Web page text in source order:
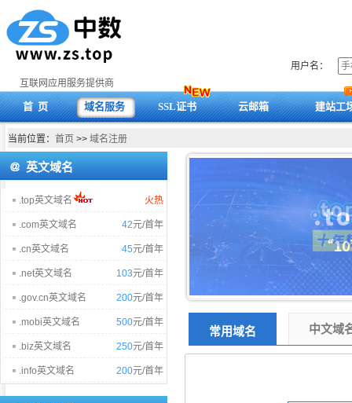
互联网应用服务提供商
用户名：
首 页 域名服务 SSL证书 云邮箱 建站工
当前位置： 首页 >> 域名注册
英文域名
.top英文域名 火热
.com英文域名 42元/首年
.cn英文域名 45元/首年
.net英文域名 103元/首年
.gov.cn英文域名 200元/首年
.mobi英文域名 500元/首年
.biz英文域名 250元/首年
.info英文域名 200元/首年
常用域名 中文域